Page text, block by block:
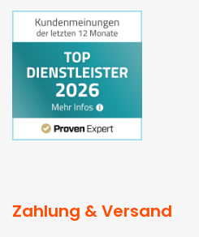
Zahlung & Versand